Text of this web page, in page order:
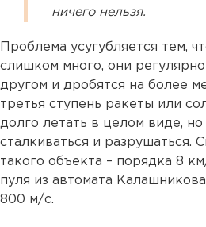
ничего нельзя.
Проблема усугубляется тем,
слишком много, они
другом и дробятся на более
третья ступень ракеты или
долго летать в целом виде, но
сталкиваться и разрушаться.
такого объекта – порядка 8
пуля из автомата
800 м/с.